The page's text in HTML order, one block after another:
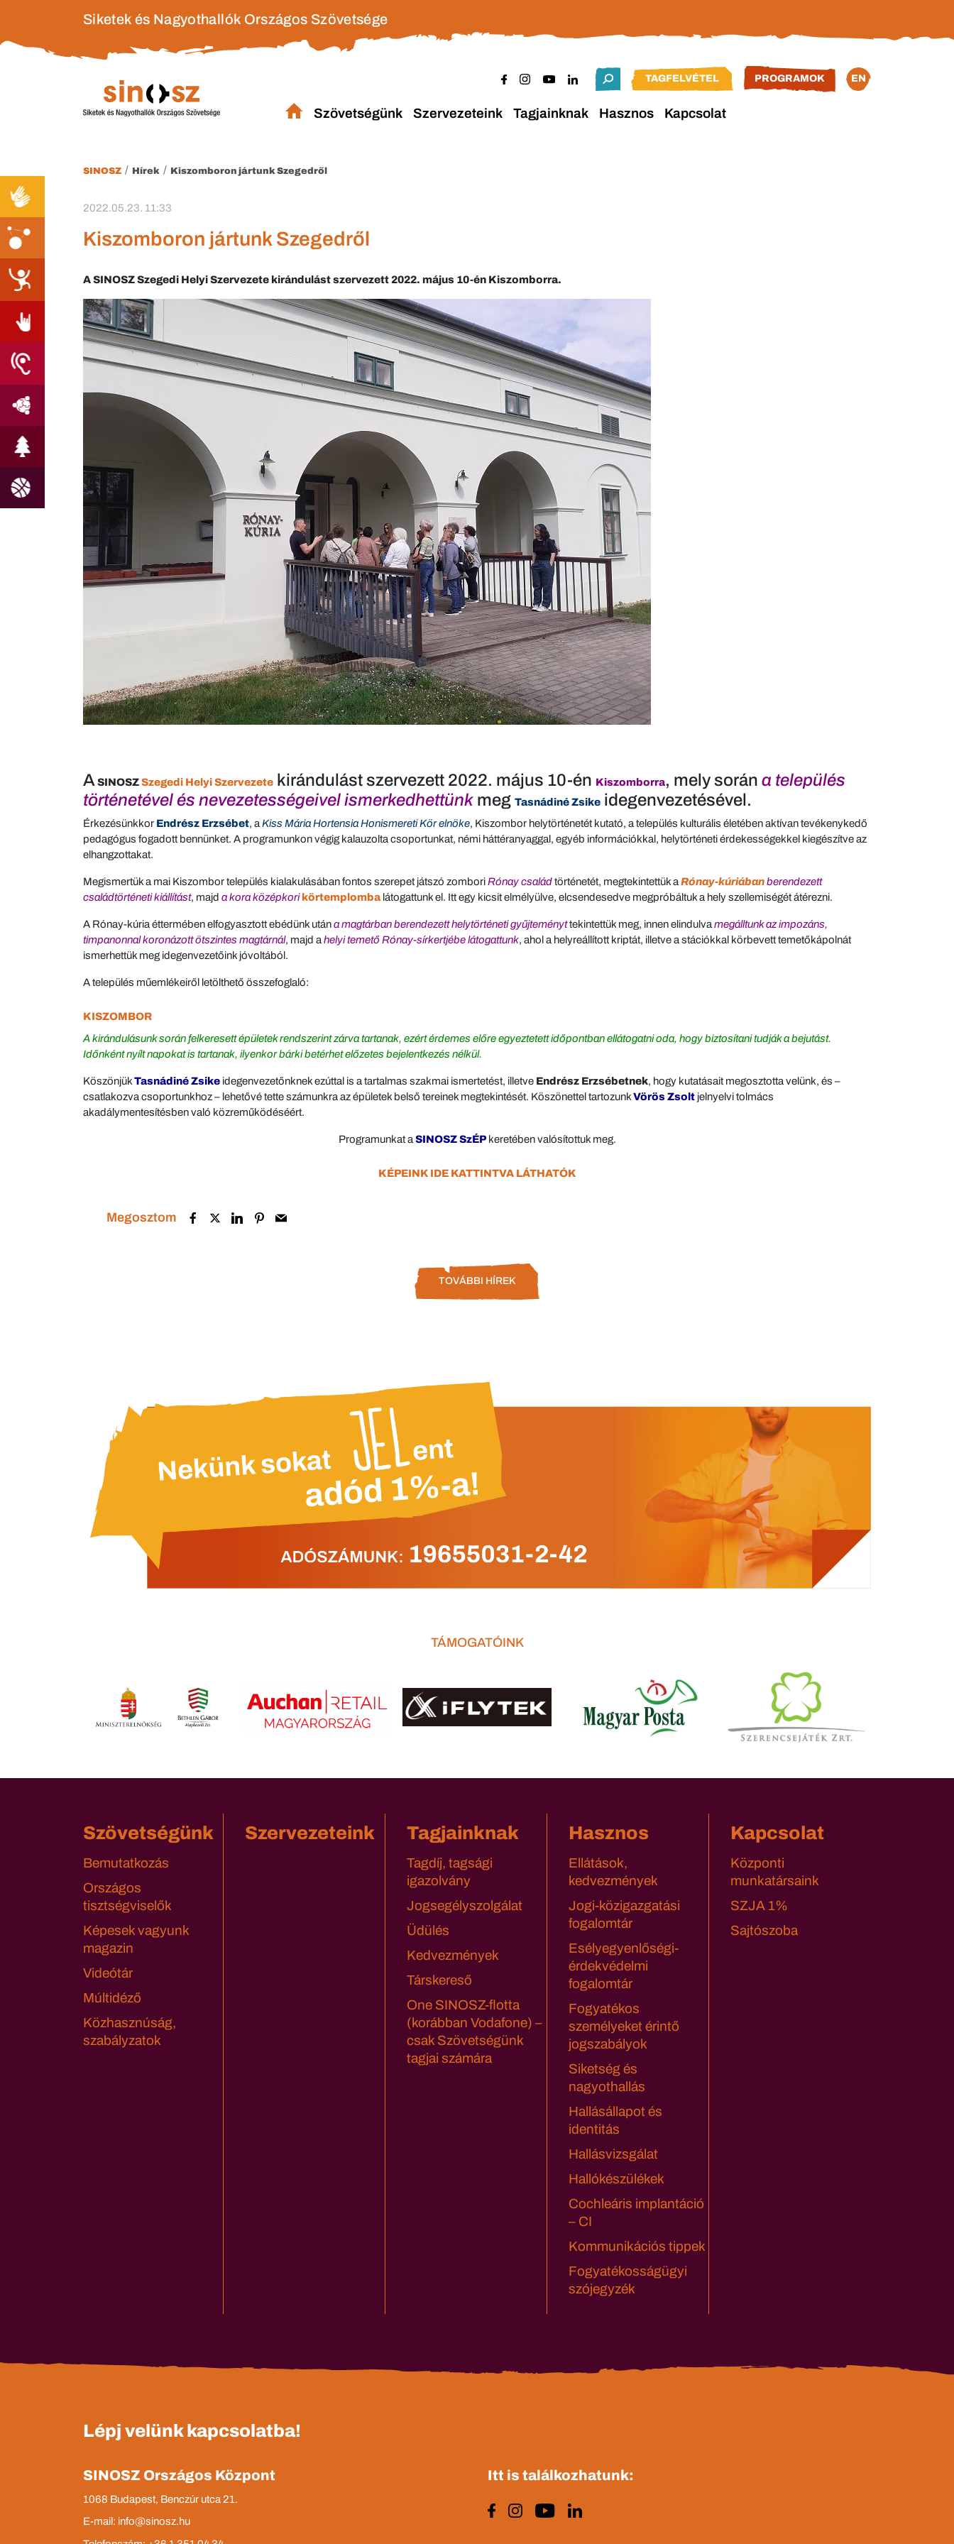
Siketek és Nagyothallók Országos Szövetsége
TAGFELVÉTEL PROGRAMOK EN
Szövetségünk Szervezeteink Tagjainknak Hasznos Kapcsolat
SINOSZ / Hírek / Kiszomboron jártunk Szegedről
2022.05.23. 11:33
Kiszomboron jártunk Szegedről
A SINOSZ Szegedi Helyi Szervezete kirándulást szervezett 2022. május 10-én Kiszomborra.
A SINOSZSzegedi Helyi Szervezete kirándulást szervezett 2022. május 10-én Kiszomborra, mely során a település
történetével és nevezetességeivel ismerkedhettünk meg Tasnádiné Zsike idegenvezetésével.
Érkezésünkkor Endrész Erzsébet, a Kiss Mária Hortensia Honismereti Kör elnöke, Kiszombor helytörténetét kutató, a település kulturális életében aktívan tevékenykedő
pedagógus fogadott bennünket. A programunkon végig kalauzolta csoportunkat, némi háttéranyaggal, egyéb információkkal, helytörténeti érdekességekkel kiegészítve az
elhangzottakat.
Megismertük a mai Kiszombor település kialakulásában fontos szerepet játszó zomboriRónay családtörténetét, megtekintettük a Rónay-kúriábanberendezett
családtörténeti kiállítást, majd a kora középkori körtemplomba látogattunk el. Itt egy kicsit elmélyülve, elcsendesedve megpróbáltuk a hely szellemiségét átérezni.
A Rónay-kúria éttermében elfogyasztott ebédünk utána magtárban berendezett helytörténeti gyűjteményttekintettük meg, innen elindulva megálltunk az impozáns,
timpanonnal koronázott ötszintes magtárnál, majd a helyi temető Rónay-sírkertjébe látogattunk, ahol a helyreállított kriptát, illetve a stációkkal körbevett temetőkápolnát
ismerhettük meg idegenvezetőink jóvoltából.
A település műemlékeiről letölthető összefoglaló:
KISZOMBOR
A kirándulásunk során felkeresett épületek rendszerint zárva tartanak, ezért érdemes előre egyeztetett időpontban ellátogatni oda, hogy biztosítani tudják a bejutást.
Időnként nyílt napokat is tartanak, ilyenkor bárki betérhet előzetes bejelentkezés nélkül.
KöszönjükTasnádiné Zsike idegenvezetőnknek ezúttal is a tartalmas szakmai ismertetést, illetve Endrész Erzsébetnek, hogy kutatásait megosztotta velünk, és –
csatlakozva csoportunkhoz – lehetővé tette számunkra az épületek belső tereinek megtekintését. Köszönettel tartozunkVörös Zsolt jelnyelvi tolmács
akadálymentesítésben való közreműködéséért.
Programunkat a SINOSZ SzÉPkeretében valósítottuk meg.
KÉPEINK IDE KATTINTVA LÁTHATÓK
Megosztom
TOVÁBBI HÍREK
TÁMOGATÓINK
Szövetségünk
Bemutatkozás
Országos
tisztségviselők
Képesek vagyunk
magazin
Videótár
Múltidéző
Közhasznúság,
szabályzatok
Szervezeteink Tagjainknak
Tagdíj, tagsági
igazolvány
Jogsegélyszolgálat
Üdülés
Kedvezmények
Társkereső
One SINOSZ-flotta
(korábban Vodafone) –
csak Szövetségünk
tagjai számára
Hasznos
Ellátások,
kedvezmények
Jogi-közigazgatási
fogalomtár
Esélyegyenlőségi-
érdekvédelmi
fogalomtár
Fogyatékos
személyeket érintő
jogszabályok
Siketség és
nagyothallás
Hallásállapot és
identitás
Hallásvizsgálat
Hallókészülékek
Cochleáris implantáció
– CI
Kommunikációs tippek
Fogyatékosságügyi
szójegyzék
Kapcsolat
Központi
munkatársaink
SZJA 1%
Sajtószoba
Lépj velünk kapcsolatba!
SINOSZ Országos Központ
1068 Budapest, Benczúr utca 21.
E-mail: info@sinosz.hu
Itt is találkozhatunk: